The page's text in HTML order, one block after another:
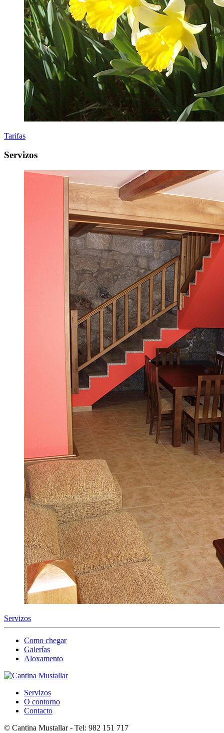
Tarifas
Servizos
Servizos
Como chegar
Galerías
Aloxamento
Servizos
O contorno
Contacto
© Cantina Mustallar - Tel: 982 151 717